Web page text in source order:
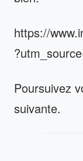
https://
Poursuivez
suivante.